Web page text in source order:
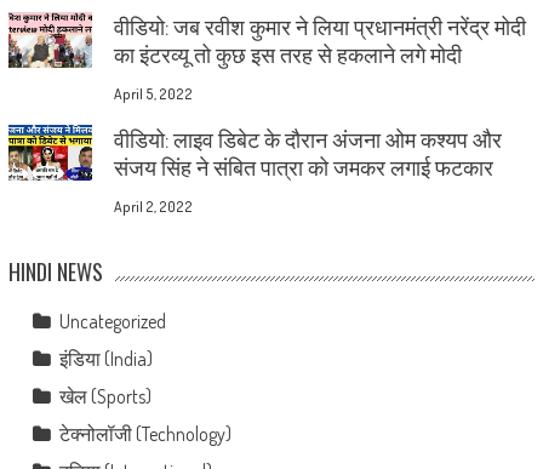
वीडियो: जब रवीश कुमार ने लिया प्रधानमंत्री नरेंद्र मोदी
का इंटरव्यू तो कुछ इस तरह से हकलाने लगे मोदी
April 5, 2022
वीडियो: लाइव डिबेट के दौरान अंजना ओम कश्यप और
संजय सिंह ने संबित पात्रा को जमकर लगाई फटकार
April 2, 2022
HINDI NEWS
Uncategorized
इंडिया (India)
खेल (Sports)
टेक्नोलॉजी (Technology)